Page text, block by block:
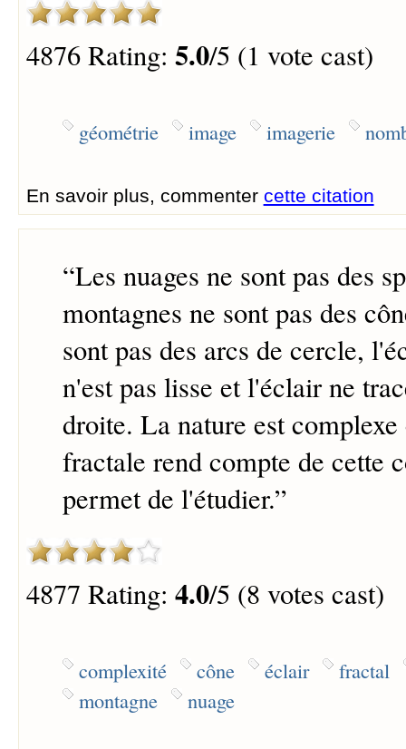
4876 Rating: 5.0/5 (1 vote cast)
géométrie image imagerie
En savoir plus, commenter cette citation
“Les nuages ne sont pas des
montagnes ne sont pas des
sont pas des arcs de cercle,
n'est pas lisse et l'éclair ne
droite. La nature est
fractale rend compte de cette
permet de l'étudier.”
4877 Rating: 4.0/5 (8 votes cast)
complexité cône éclair
fractal
montagne
nuage